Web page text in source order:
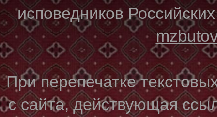
исповедников
При перепечатке
с сайта, действующая